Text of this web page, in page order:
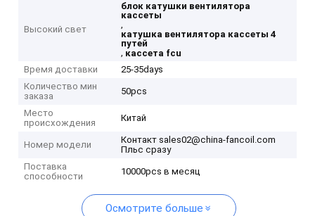
Высокий свет
блок катушки вентилятора
кассеты
,
катушка вентилятора кассеты 4
путей
, кассета fcu
Время доставки
25-35days
Количество мин
заказа
50pcs
Место
происхождения
Китай
Номер модели
Контакт sales02@china-fancoil.com
Пльс сразу
Поставка
способности
10000pcs в месяц
Осмотрите больше